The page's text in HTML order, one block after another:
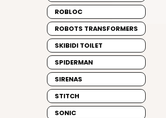
ROBLOC
ROBOTS TRANSFORMERS
SKIBIDI TOILET
SPIDERMAN
SIRENAS
STITCH
SONIC